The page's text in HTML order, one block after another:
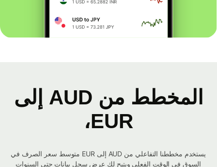
المخطط من AUD إلى
EUR،
يستخدم مخططنا التفاعلي من AUD إلى EUR متوسط ​​سعر الصرف في
السوق في الوقت الفعلي ويتيح لك عرض سجل بيانات حتى السنوات